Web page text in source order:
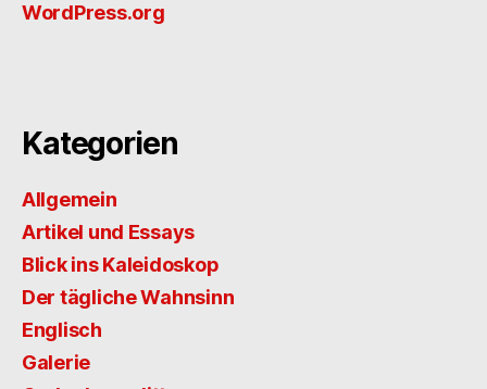
WordPress.org
Kategorien
Allgemein
Artikel und Essays
Blick ins Kaleidoskop
Der tägliche Wahnsinn
Englisch
Galerie